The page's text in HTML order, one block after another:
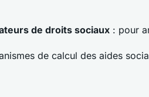
de droits sociaux : pour
de calcul des aides